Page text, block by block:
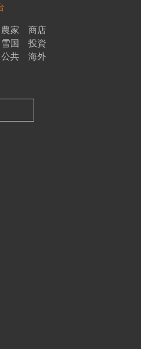
農家
商店
雪国
投資
公共
海外